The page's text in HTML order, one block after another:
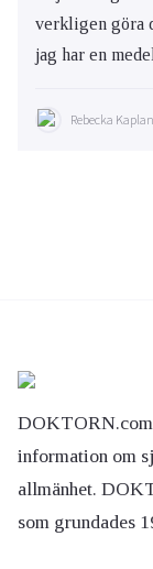
verkligen göra
jag har en
Rebecka
DOKTORN.com
information om
allmänhet.
som grundades